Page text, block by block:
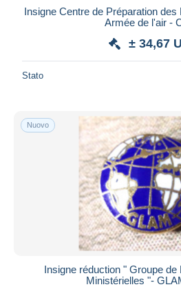
Maestro
Residenza del venditore
Tutto il mondo
Aggiorna
Insigne Centre de Préparation
Armée de l'air -
± 34,67
Stato
Nuovo
Insigne réduction " Groupe de
Ministérielles "-